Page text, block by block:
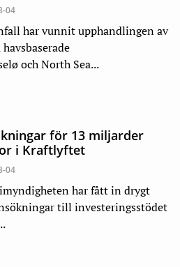
04
har vunnit upphandlingen av
och North Sea...
för 13 miljarder
i Kraftlyftet
04
har fått in drygt
till investeringsstödet